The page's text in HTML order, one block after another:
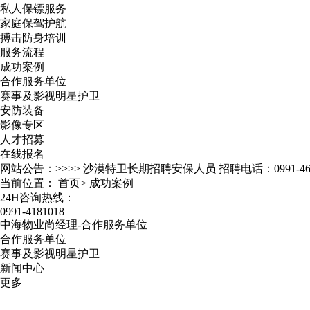
私人保镖服务
家庭保驾护航
搏击防身培训
服务流程
成功案例
合作服务单位
赛事及影视明星护卫
安防装备
影像专区
人才招募
在线报名
网站公告：>>>> 沙漠特卫长期招聘安保人员 招聘电话：0991-
当前位置： 首页> 成功案例
24H咨询热线：
0991-4181018
中海物业尚经理-合作服务单位
合作服务单位
赛事及影视明星护卫
新闻中心
更多